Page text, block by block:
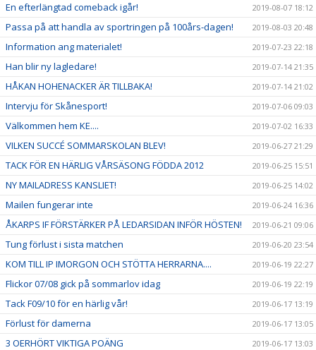
En efterlängtad comeback igår! 2019-08-07 18:12
Passa på att handla av sportringen på 100års-dagen! 2019-08-03 20:48
Information ang materialet! 2019-07-23 22:18
Han blir ny lagledare! 2019-07-14 21:35
HÅKAN HOHENACKER ÄR TILLBAKA! 2019-07-14 21:02
Intervju för Skånesport! 2019-07-06 09:03
Välkommen hem KE.... 2019-07-02 16:33
VILKEN SUCCÉ SOMMARSKOLAN BLEV! 2019-06-27 21:29
TACK FÖR EN HÄRLIG VÅRSÄSONG FÖDDA 2012 2019-06-25 15:51
NY MAILADRESS KANSLIET! 2019-06-25 14:02
Mailen fungerar inte 2019-06-24 16:36
ÅKARPS IF FÖRSTÄRKER PÅ LEDARSIDAN INFÖR HÖSTEN! 2019-06-21 09:06
Tung förlust i sista matchen 2019-06-20 23:54
KOM TILL IP IMORGON OCH STÖTTA HERRARNA.... 2019-06-19 22:27
Flickor 07/08 gick på sommarlov idag 2019-06-19 22:19
Tack F09/10 för en härlig vår! 2019-06-17 13:19
Förlust för damerna 2019-06-17 13:05
3 OERHÖRT VIKTIGA POÄNG 2019-06-17 13:03